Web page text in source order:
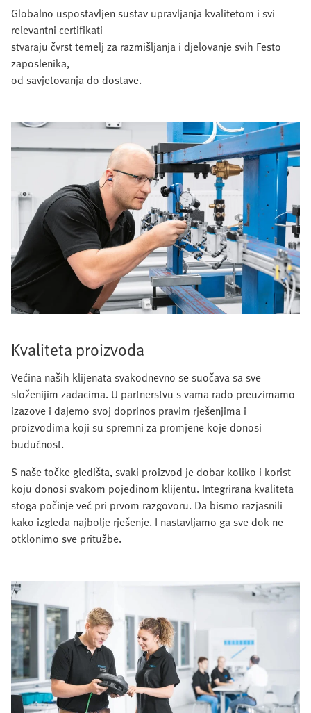
Globalno uspostavljen sustav upravljanja kvalitetom i svi
relevantni certifikati
stvaraju čvrst temelj za razmišljanja i djelovanje svih Festo
zaposlenika,
od savjetovanja do dostave.
Kvaliteta proizvoda
Većina naših klijenata svakodnevno se suočava sa sve
složenijim zadacima. U partnerstvu s vama rado preuzimamo
izazove i dajemo svoj doprinos pravim rješenjima i
proizvodima koji su spremni za promjene koje donosi
budućnost.
S naše točke gledišta, svaki proizvod je dobar koliko i korist
koju donosi svakom pojedinom klijentu. Integrirana kvaliteta
stoga počinje već pri prvom razgovoru. Da bismo razjasnili
kako izgleda najbolje rješenje. I nastavljamo ga sve dok ne
otklonimo sve pritužbe.